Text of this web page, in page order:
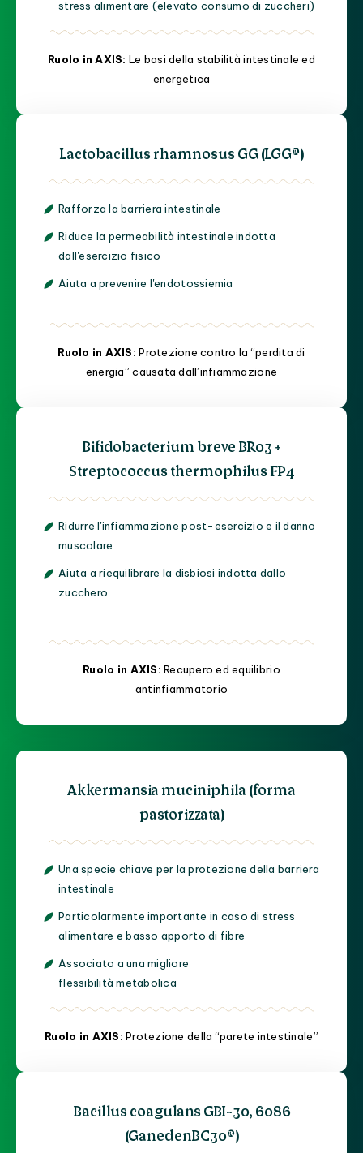
stress alimentare (elevato consumo di zuccheri)
Ruolo in AXIS: Le basi della stabilità intestinale ed
energetica
Lactobacillus rhamnosus GG (LGG®)
Rafforza la barriera intestinale
Riduce la permeabilità intestinale indotta
dall'esercizio fisico
Aiuta a prevenire l'endotossiemia
Ruolo in AXIS:Protezione contro la “perdita di
energia” causata dall’infiammazione
Bifidobacterium breve BR03 +
Streptococcus thermophilus FP4
Ridurre l'infiammazione post-esercizio e il danno
muscolare
Aiuta a riequilibrare la disbiosi indotta dallo
zucchero
Ruolo in AXIS:Recupero ed equilibrio
antinfiammatorio
Akkermansia muciniphila (forma
pastorizzata)
Una specie chiave per la protezione della barriera
intestinale
Particolarmente importante in caso di stress
alimentare e basso apporto di fibre
Associato a una migliore
flessibilità metabolica
Ruolo in AXIS:Protezione della “parete intestinale”
Bacillus coagulans GBI-30, 6086
(GanedenBC30®)